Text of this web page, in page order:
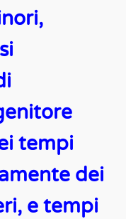
tempi
dei
e tempi